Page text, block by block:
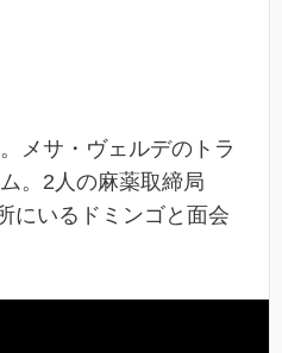
メサ・ヴェルデのトラ
。2人の麻薬取締局
にいるドミンゴと面会